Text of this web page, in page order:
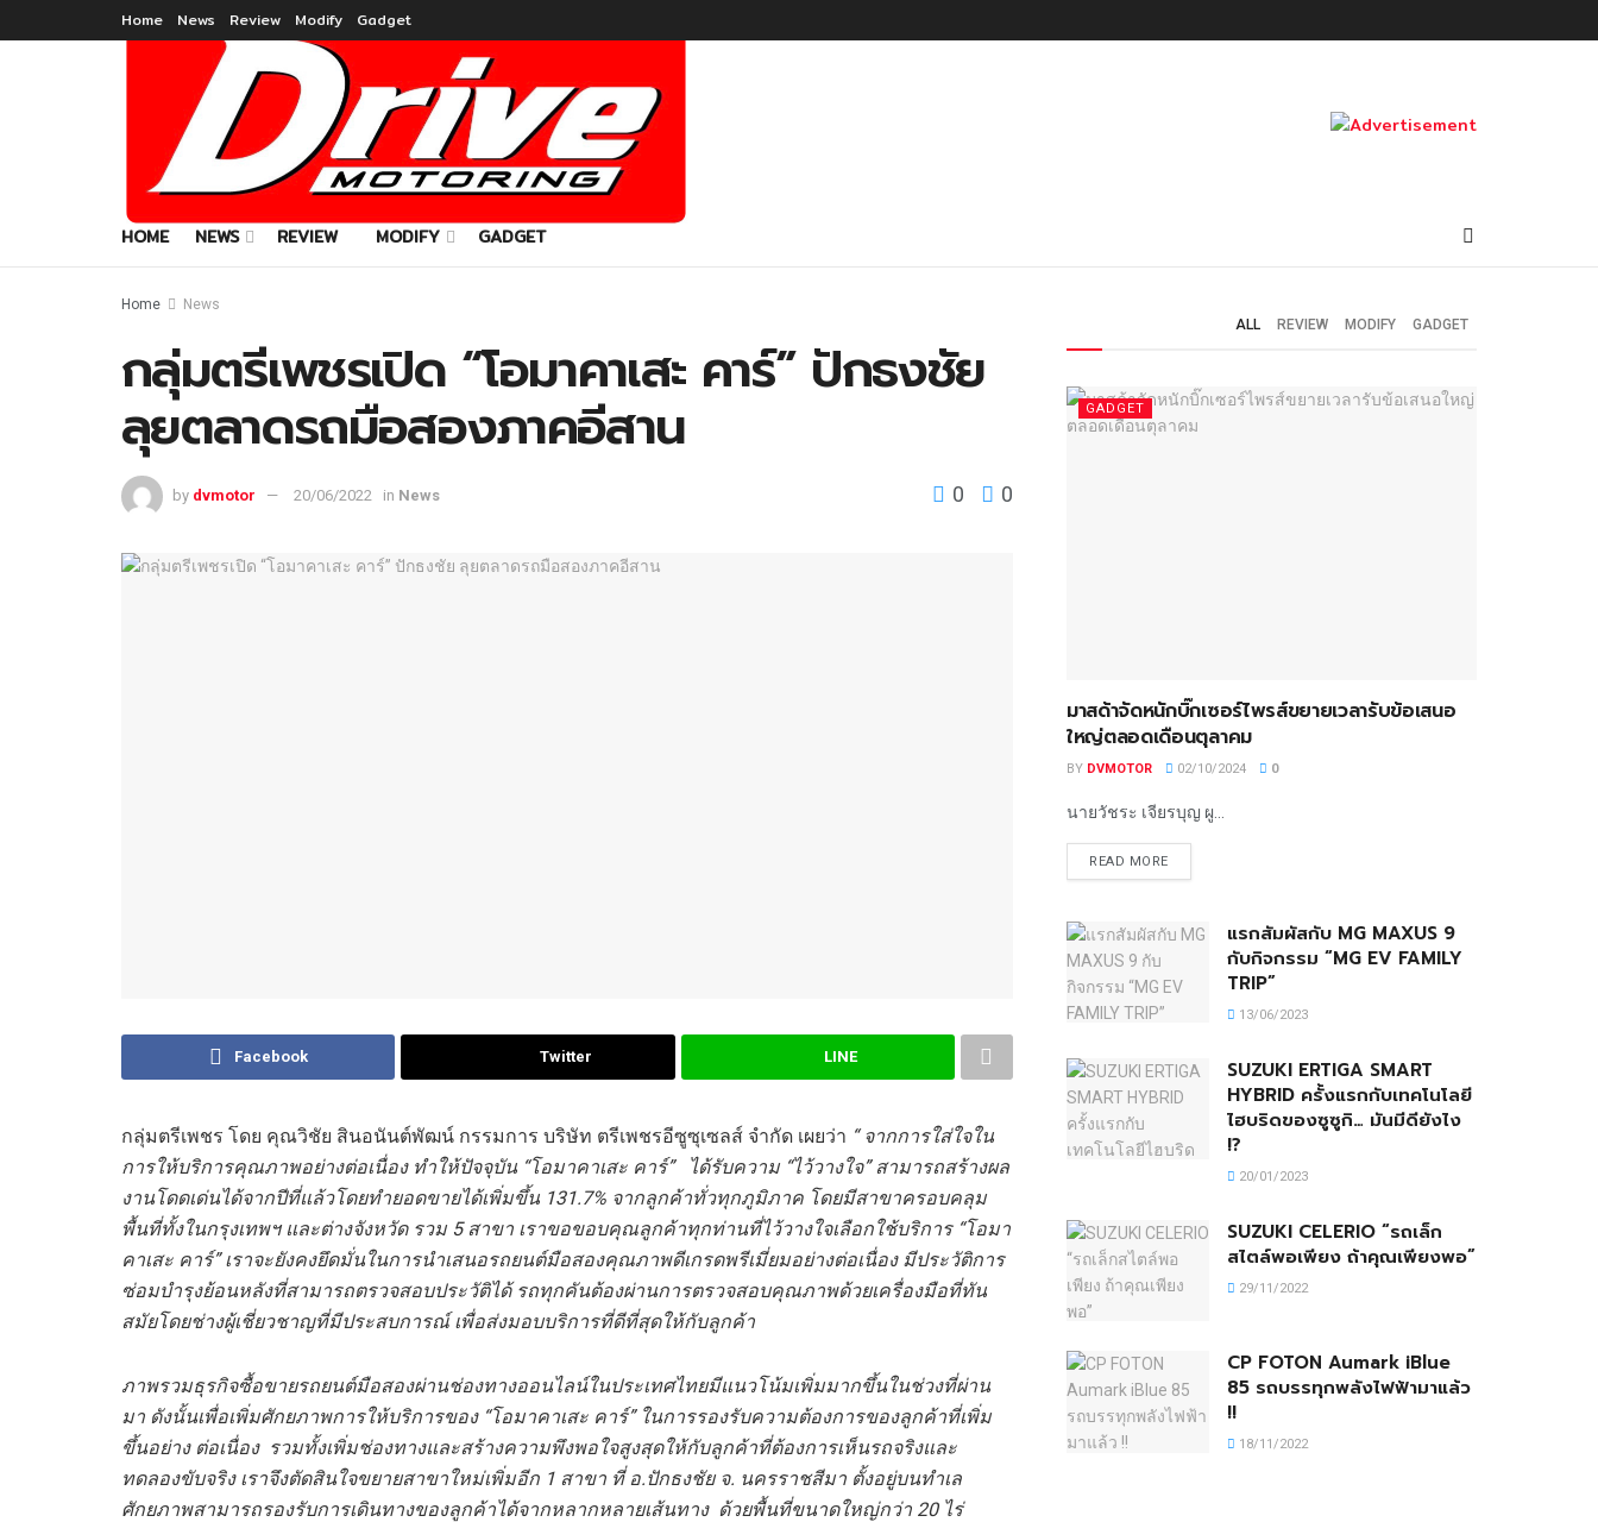
Home News Review Modify Gadget
HOME NEWS REVIEW MODIFY GADGET
Home News
กลุ่มตรีเพชรเปิด “โอมาคาเสะ คาร์” ปักธงชัย
ลุยตลาดรถมือสองภาคอีสาน
by dvmotor 20/06/2022 in News 0 0
Facebook Twitter LINE
กลุ่มตรีเพชร โดย คุณวิชัย สินอนันต์พัฒน์ กรรมการ บริษัท ตรีเพชรอีซูซุเซลส์ จำกัด เผยว่า “ จากการใส่ใจใน
การให้บริการคุณภาพอย่างต่อเนื่อง ทำให้ปัจจุบัน “โอมาคาเสะ คาร์” ได้รับความ “ไว้วางใจ” สามารถสร้างผล
งานโดดเด่นได้จากปีที่แล้วโดยทำยอดขายได้เพิ่มขึ้น 131.7% จากลูกค้าทั่วทุกภูมิภาค โดยมีสาขาครอบคลุม
พื้นที่ทั้งในกรุงเทพฯ และต่างจังหวัด รวม 5 สาขา เราขอขอบคุณลูกค้าทุกท่านที่ไว้วางใจเลือกใช้บริการ “โอมา
คาเสะ คาร์” เราจะยังคงยึดมั่นในการนำเสนอรถยนต์มือสองคุณภาพดีเกรดพรีเมี่ยมอย่างต่อเนื่อง มีประวัติการ
ซ่อมบำรุงย้อนหลังที่สามารถตรวจสอบประวัติได้ รถทุกคันต้องผ่านการตรวจสอบคุณภาพด้วยเครื่องมือที่ทัน
สมัยโดยช่างผู้เชี่ยวชาญที่มีประสบการณ์ เพื่อส่งมอบบริการที่ดีที่สุดให้กับลูกค้า
ภาพรวมธุรกิจซื้อขายรถยนต์มือสองผ่านช่องทางออนไลน์ในประเทศไทยมีแนวโน้มเพิ่มมากขึ้นในช่วงที่ผ่าน
มา ดังนั้นเพื่อเพิ่มศักยภาพการให้บริการของ “โอมาคาเสะ คาร์” ในการรองรับความต้องการของลูกค้าที่เพิ่ม
ขึ้นอย่าง ต่อเนื่อง รวมทั้งเพิ่มช่องทางและสร้างความพึงพอใจสูงสุดให้กับลูกค้าที่ต้องการเห็นรถจริงและ
ทดลองขับจริง เราจึงตัดสินใจขยายสาขาใหม่เพิ่มอีก 1 สาขา ที่ อ.ปักธงชัย จ. นครราชสีมา ตั้งอยู่บนทำเล
ศักยภาพสามารถรองรับการเดินทางของลูกค้าได้จากหลากหลายเส้นทาง ด้วยพื้นที่ขนาดใหญ่กว่า 20 ไร่
ALL REVIEW MODIFY GADGET
GADGET
มาสด้าจัดหนักบิ๊กเซอร์ไพรส์ขยายเวลารับข้อเสนอ
ใหญ่ตลอดเดือนตุลาคม
BY DVMOTOR 02/10/2024 0
นายวัชระ เจียรบุญ ผู...
READ MORE
แรกสัมผัสกับ MG MAXUS 9
กับกิจกรรม “MG EV FAMILY
TRIP”
13/06/2023
SUZUKI ERTIGA SMART
HYBRID ครั้งแรกกับเทคโนโลยี
ไฮบริดของซูซูกิ… มันมีดียังไง
!?
20/01/2023
SUZUKI CELERIO “รถเล็ก
สไตล์พอเพียง ถ้าคุณเพียงพอ”
29/11/2022
CP FOTON Aumark iBlue
85 รถบรรทุกพลังไฟฟ้ามาแล้ว
!!
18/11/2022